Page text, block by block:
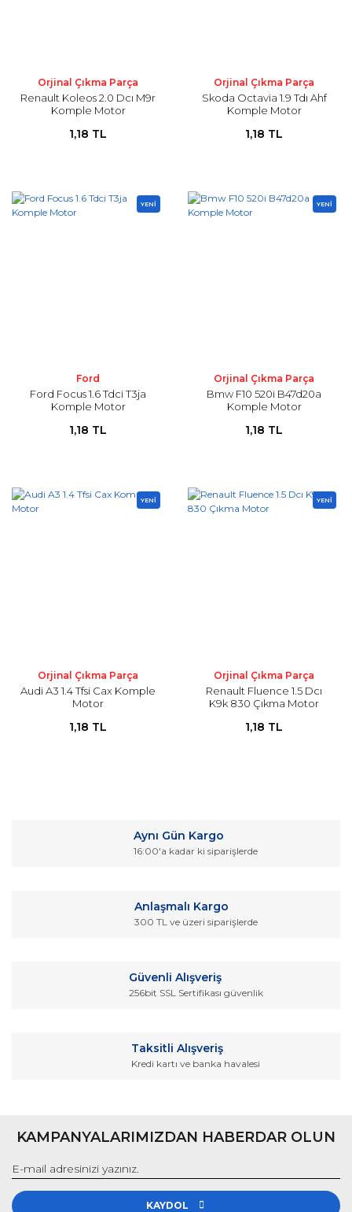
Orjinal Çıkma Parça
Renault Koleos 2.0 Dcı M9r
Komple Motor
1,18 TL
Orjinal Çıkma Parça
Skoda Octavia 1.9 Tdı Ahf
Komple Motor
1,18 TL
YENİ
Ford
Ford Focus 1.6 Tdci T3ja
Komple Motor
1,18 TL
YENİ
Orjinal Çıkma Parça
Bmw F10 520i B47d20a
Komple Motor
1,18 TL
YENİ
Orjinal Çıkma Parça
Audi A3 1.4 Tfsi Cax Komple
Motor
1,18 TL
YENİ
Orjinal Çıkma Parça
Renault Fluence 1.5 Dcı
K9k 830 Çıkma Motor
1,18 TL
Aynı Gün Kargo
16:00'a kadar ki siparişlerde
Anlaşmalı Kargo
300 TL ve üzeri siparişlerde
Güvenli Alışveriş
256bit SSL Sertifikası güvenlik
Taksitli Alışveriş
Kredi kartı ve banka havalesi
KAMPANYALARIMIZDAN HABERDAR OLUN
KAYDOL